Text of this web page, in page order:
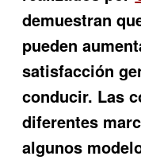
demuestran
pueden
satisfacción
conducir. Las
diferentes
algunos